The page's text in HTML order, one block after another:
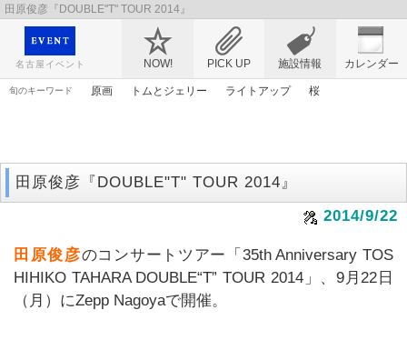
田原俊彦『DOUBLE"T" TOUR 2014』
映画や音楽コンサート、レジャーやアート、テレビ、ショップ、出会い、転職まで名古
屋のイベント情報を幅広く掲載
名古屋イベント NOW! PICK UP カレンダー
施設情報
旬のキーワード 原画 トムとジェリー ライトアップ
桜
田原俊彦『DOUBLE"T" TOUR 2014』
2014/9/22
田原俊彦のコンサートツアー「35th Anniversary TOS
HIHIKO TAHARA DOUBLE“T” TOUR 2014」、9月22日
（月）にZepp Nagoyaで開催。